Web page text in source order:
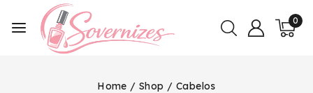
0
Home / Shop / Cabelos